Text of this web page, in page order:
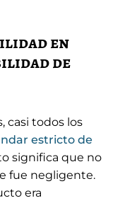
en
de
casi todos los
estricto de
significa que no
fue negligente.
era